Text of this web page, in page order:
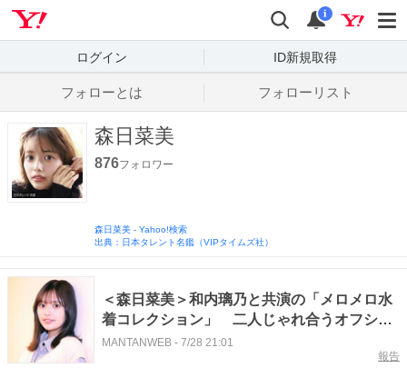
検索
通知
i
ログイン ID新規取得
フォローとは フォローリスト
森日菜美
876フォロワー
森日菜美 - Yahoo!検索
出典：日本タレント名鑑（VIPタイムズ社）
＜森日菜美＞和内璃乃と共演の「メロメロ水
着コレクション」 二人じゃれ合うオフショ
ット公開「めちゃくちゃ可愛い」の声
MANTANWEB - 7/28 21:01
報告